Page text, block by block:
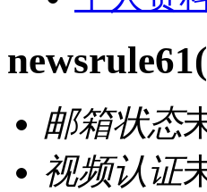
newsrule61
邮箱状态
视频认证